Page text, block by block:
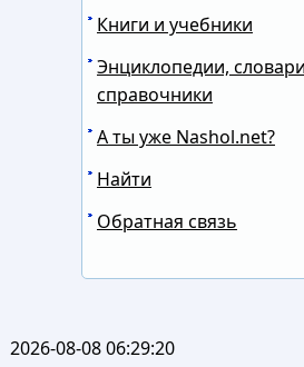
Книги и учебники
Энциклопедии,
справочники
А ты уже Nashol.net?
Найти
Обратная связь
2026-08-08 06:29:20